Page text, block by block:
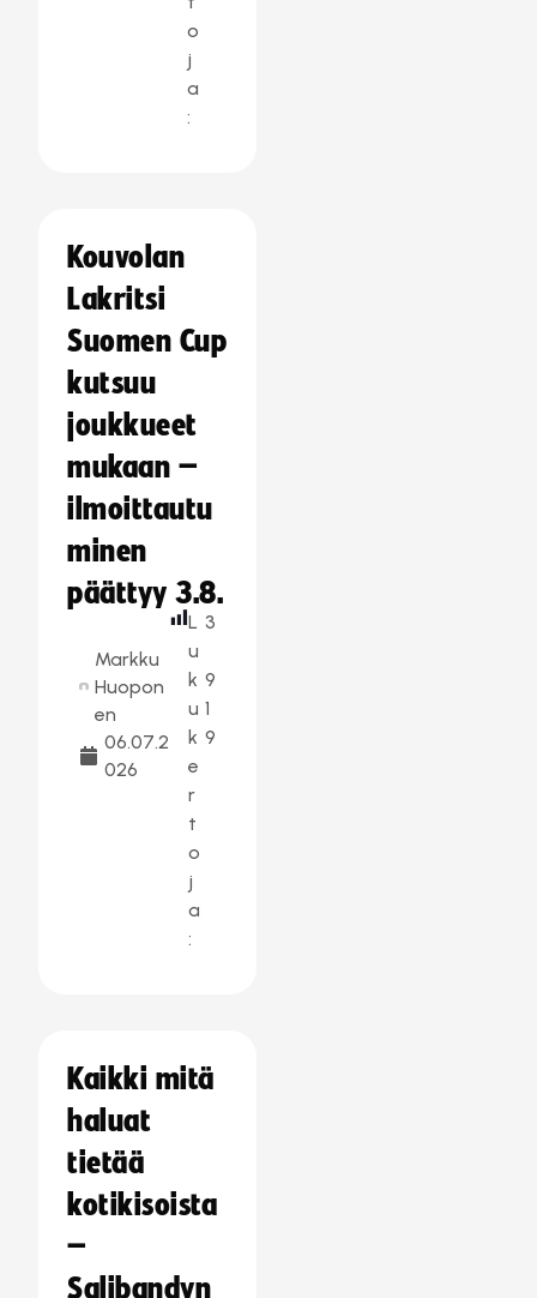
o
j
a
:
Kouvolan
Lakritsi
Suomen Cup
kutsuu
joukkueet
mukaan –
ilmoittautu
minen
päättyy 3.8.
Markku
Huopon
en
06.07.2
026
L
u
k
u
k
e
r
t
o
j
a
:
3
9
1
9
Kaikki mitä
haluat
tietää
kotikisoista
–
Salibandyn